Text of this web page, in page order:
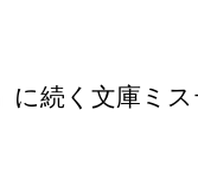
に続く文庫ミ